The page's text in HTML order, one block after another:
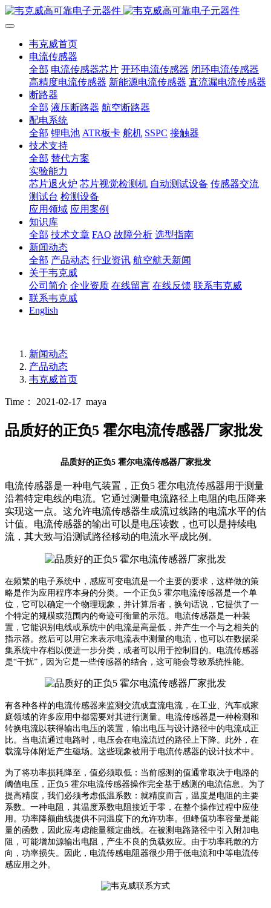
韦克威首页
电流传感器
全部 电流传感器芯片 开环电流传感器 闭环电流传感器
高精度电流传感器 新能源电流传感器 直流漏电流传感器
断路器
全部 液压断路器 航空断路器
配电系统
全部 锂电池 ATR板卡 舵机 SSPC 接触器
技术支持
全部 替代方案
实验能力
芯片退火炉 芯片视觉检测机 自动测试设备 传感器交流
测试台 检测设备
应用领域 应用案例
知识库
全部 技术文章 FAQ 故障分析 选型指南
新闻动态
全部 产品动态 行业资讯 航空航天新闻
关于韦克威
公司简介 企业资质 在线留言 在线反馈 联系韦克威
联系韦克威
English
新闻动态
产品动态
韦克威首页
Time： 2021-02-17 maya
品质好的正负5 霍尔电流传感器厂家批发
品质好的正负5 霍尔电流传感器厂家批发
电流传感器是一种电气装置，正负5 霍尔电流传感器用于测量
沿着特定电线的电流。它通过测量电流路径上电阻的电压降来
实现这一点。这允许电流传感器生成流过线路的电流水平的估
计值。电流传感器的输出可以是电压读数，也可以是持续电
流，其大致与沿测试路径移动的电流水平成比例。
在频繁的电子系统中，感应可变电流是一个主要的要求，这样做的策
略是作为应用程序本身的分类。一个正负5 霍尔电流传感器是一个单
位，它可以确定一个物理现象，并计算后者，换句话说，它提供了一
个特定的规模或范围内的奇迹可衡量的示范。电流传感器是一种装
置，它能识别电线或系统中的电流是高是低，并产生一个与之相关的
指示器。然后可以用它来表示电流表中测量的电流，也可以在数据采
集系统中存档以便进一步分类，或者可以用于控制目的。电流传感器
是“干扰”，因为它是一些传感器的结合，这可能会导致系统性能。
有各种各样的电流传感器来监测交流或直流电流，在工业、汽车或家
庭领域的许多应用中都需要对其进行测量。 电流传感器是一种检测和
转换电流以获得输出电压的装置，输出电压与设计路径中的电流成正
比。当电流通过电路时，电压会在电流流过的路径上下降。此外，在
载流导体附近产生磁场。这些现象被用于电流传感器的设计技术中。
为了将功率损耗降至，值必须取低：当前感测的值通常取决于电路的
阈值电压，正负5 霍尔电流传感器操作完全基于感测的电流信息。 为了
提高精度，我们必须考虑低温系数： 就精度而言，温度是电阻的主要
系数。一种电阻，其温度系数电阻接近于零，在整个操作过程中应使
用。功率降额曲线提供不同温度下的允许功率。但峰值功率容量是能
量的函数，因此应考虑能量额定曲线。 在被测电路路径中引入附加电
阻，可能增加源输出电阻，产生不良的负载效应。由于功率耗散的方
向，功率损失。因此，电流传感电阻器很少用于低电流和中等电流传
感应用之外。